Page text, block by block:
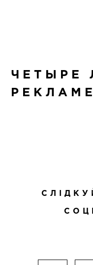
ЧЕТЫРЕ